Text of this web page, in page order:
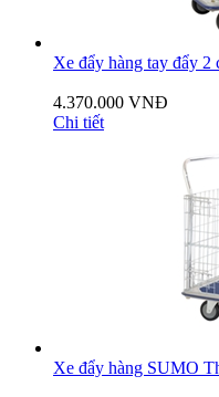
Xe đẩy hàng tay đẩy
4.370.000 VNĐ
Chi tiết
Xe đẩy hàng SUMO